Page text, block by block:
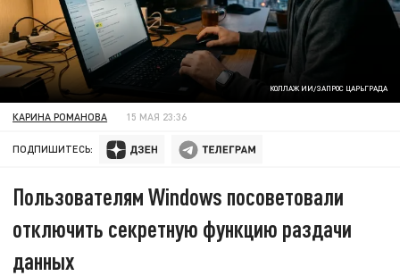
КОЛЛАЖ ИИ/ЗАПРОС ЦАРЬГРАДА
КАРИНА РОМАНОВА 15 МАЯ 23:36
ПОДПИШИТЕСЬ:
Пользователям Windows посоветовали
отключить секретную функцию раздачи
данных